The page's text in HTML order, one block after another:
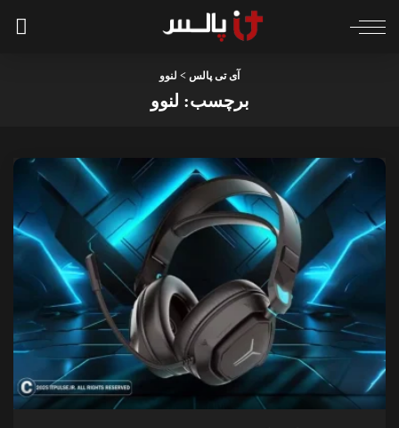
آی تی پالس > لنوو
برچسب: لنوو